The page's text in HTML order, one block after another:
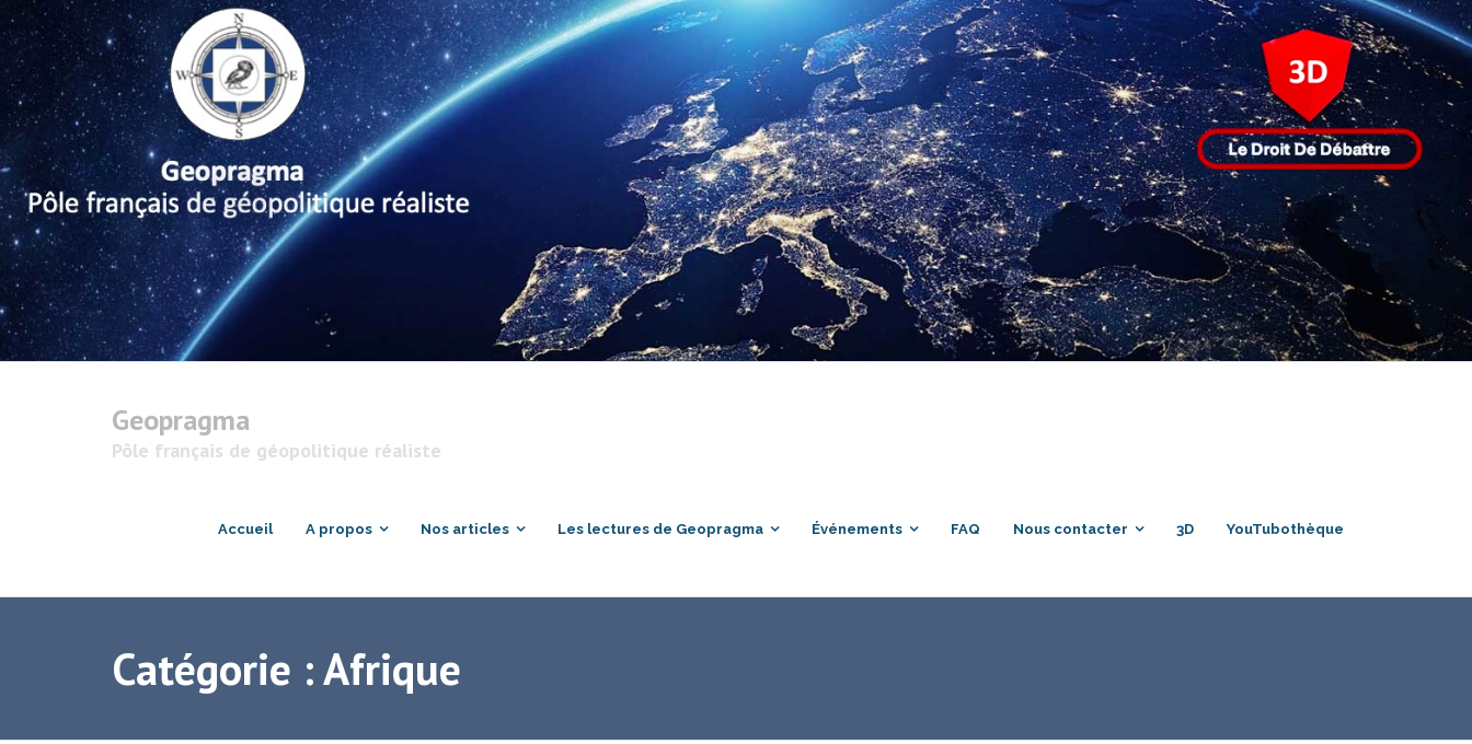
Geopragma
Pôle français de géopolitique réaliste
Accueil A propos Nos articles Les lectures de Geopragma Événements FAQ Nous contacter 3D YouTubothèque
Catégorie :Afrique